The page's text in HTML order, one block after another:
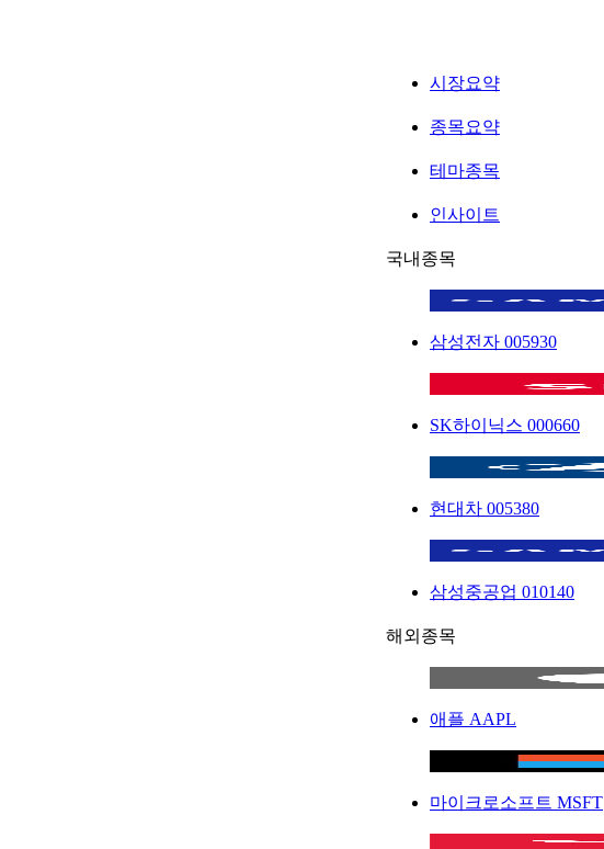
시장요약
종목요약
테마종목
인사이트
국내종목
삼성전자 005930
SK하이닉스 000660
현대차 005380
삼성중공업 010140
해외종목
애플 AAPL
마이크로소프트 MSFT